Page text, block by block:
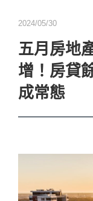
2024/05/30
五月房地
增！房貸
成常態